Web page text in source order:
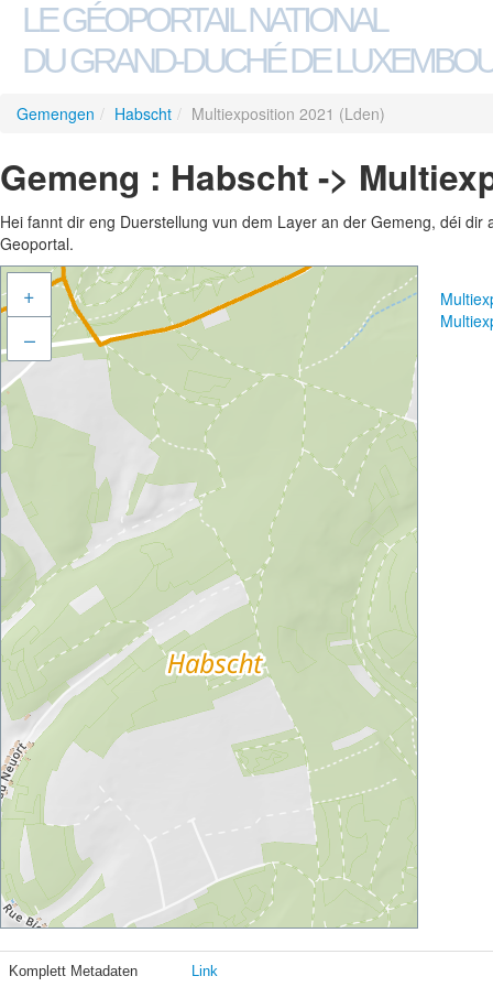
LE GÉOPORTAIL NATIONAL
DU GRAND-DUCHÉ DE
Gemengen / Habscht / Multiexposition 2021 (Lden)
Gemeng : Habscht ->
Hei fannt dir eng Duerstellung vun dem Layer an der Gemeng, déi
Geoportal.
+
–
Komplett Metadaten Link